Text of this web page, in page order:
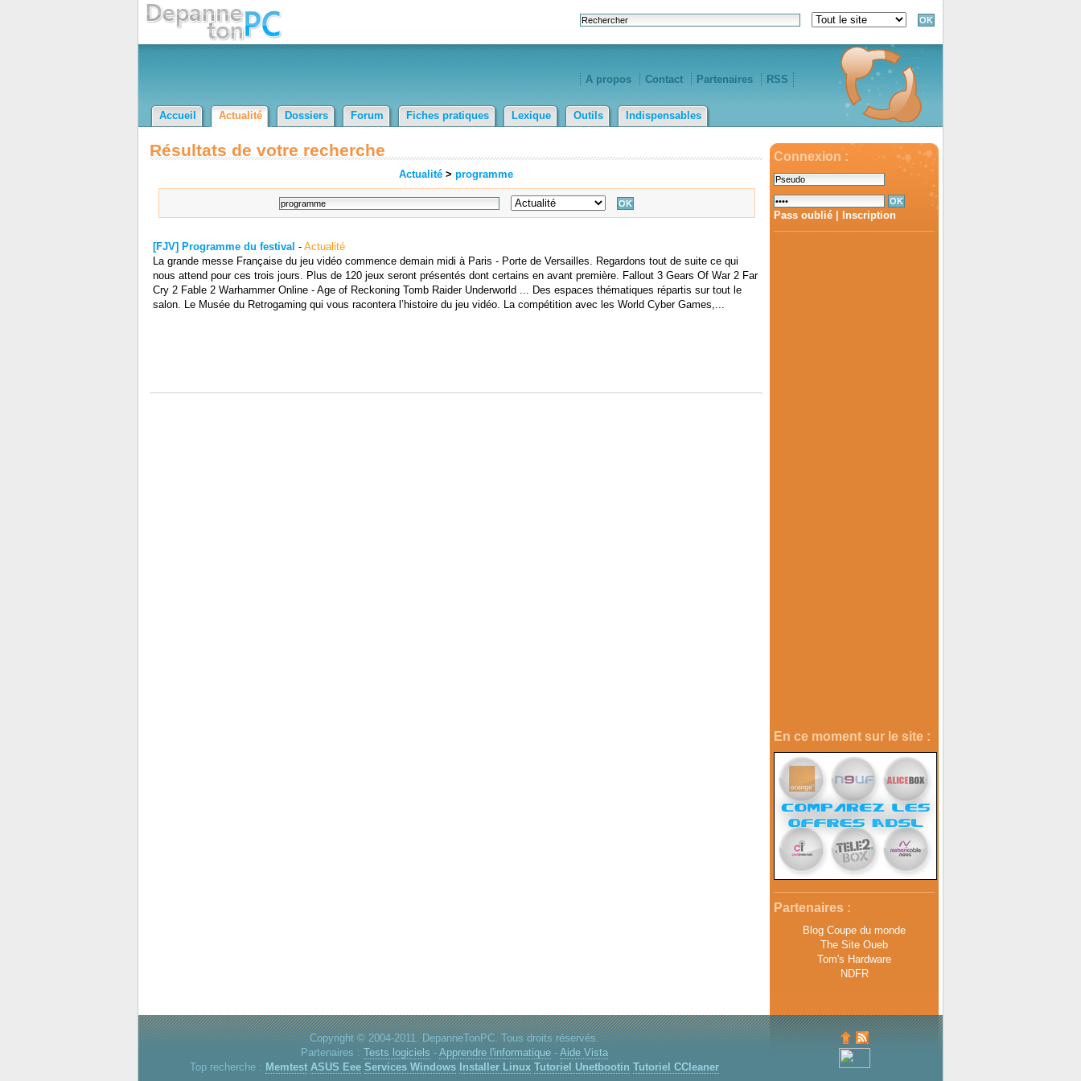
A propos Contact Partenaires RSS
Accueil Actualité Dossiers Forum Fiches pratiques Lexique Outils Indispensables
Connexion :
Pass oublié Inscription
En ce moment sur le site :
Partenaires :
Blog Coupe du monde
The Site Oueb
Tom's Hardware
NDFR
Résultats de votre recherche
Actualité > programme
[FJV] Programme du festival - Actualité
La grande messe Française du jeu vidéo commence demain midi à Paris - Porte de Versailles. Regardons tout de suite ce qui
nous attend pour ces trois jours. Plus de 120 jeux seront présentés dont certains en avant première. Fallout 3 Gears Of War 2 Far
Cry 2 Fable 2 Warhammer Online - Age of Reckoning Tomb Raider Underworld ... Des espaces thématiques répartis sur tout le
salon. Le Musée du Retrogaming qui vous racontera l’histoire du jeu vidéo. La compétition avec les World Cyber Games,...
Copyright © 2004-2011. DepanneTonPC. Tous droits réservés.
Partenaires : Tests logiciels - Apprendre l'informatique- Aide Vista
Top recherche : Memtest ASUS Eee Services Windows Installer Linux Tutoriel Unetbootin Tutoriel CCleaner